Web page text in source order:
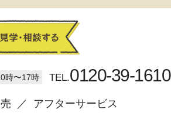
時〜17時 TEL.0120-39-1610
アフターサービス